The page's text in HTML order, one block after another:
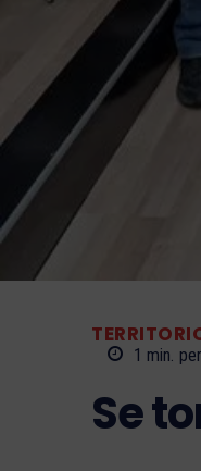
1 min.
Se